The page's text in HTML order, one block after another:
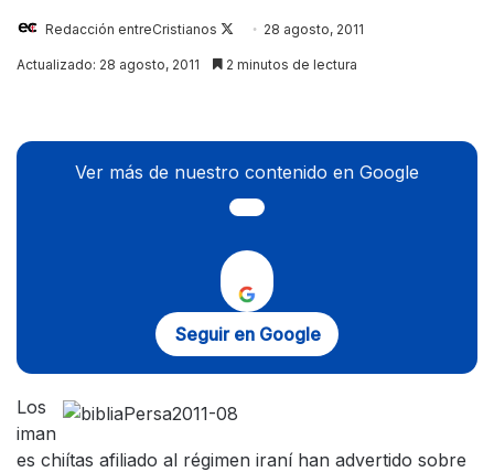
Redacción entreCristianos
Follow28 agosto, 2011
Actualizado: 28 agosto, 2011 2 minutos de lectura
Ver más de nuestro contenido en Google
Seguir en Google
Los
iman
es chiítas afiliado al régimen iraní han advertido sobre